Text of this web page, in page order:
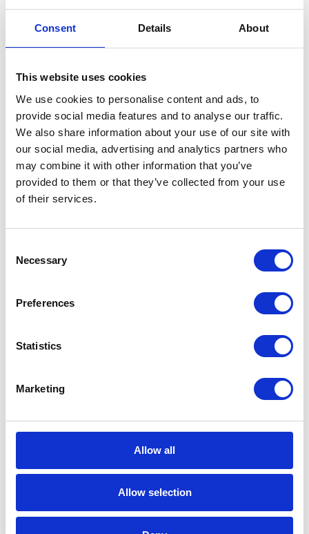
Consent Details About
This website uses cookies
We use cookies to personalise content and ads, to
provide social media features and to analyse our traffic.
We also share information about your use of our site with
our social media, advertising and analytics partners who
may combine it with other information that you’ve
provided to them or that they’ve collected from your use
of their services.
Selection
Necessary
Preferences
Statistics
Marketing
Allow all
Allow selection
leistungsfähige Software zur Generierung der
Dateien zu einer signifikanten Verbesserung
der Prozesse im Unternehmen beitragen, vor
interne Analysen sehr wertvoll sein können.
Überprüfe Sie unsere App zur Generierung
der Standard Audit File!
Siehe auch
sich ab 2027?